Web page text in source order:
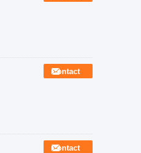
Contact
Contact